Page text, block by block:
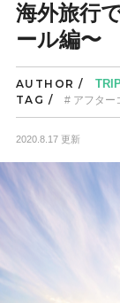
海外旅行
ール編〜
AUTHOR /
TAG / アフター
2020.8.17 更新